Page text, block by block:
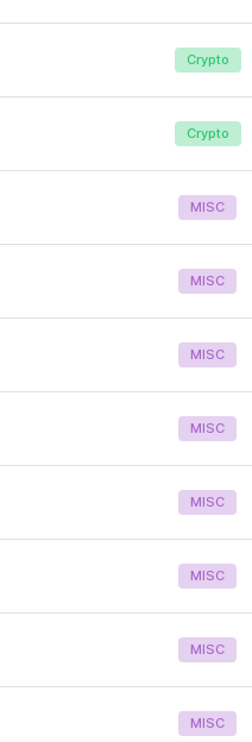
Crypto
Crypto
MISC
MISC
MISC
MISC
MISC
MISC
MISC
MISC